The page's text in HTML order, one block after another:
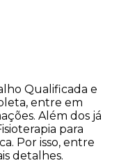
Qualificada e
entre em
Além dos já
para
Por isso, entre
detalhes.